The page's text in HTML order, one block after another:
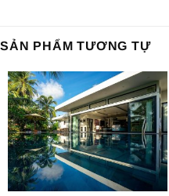
SẢN PHẨM TƯƠNG TỰ